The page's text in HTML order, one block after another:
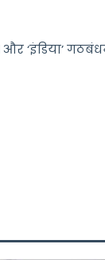
‘इंडिया’